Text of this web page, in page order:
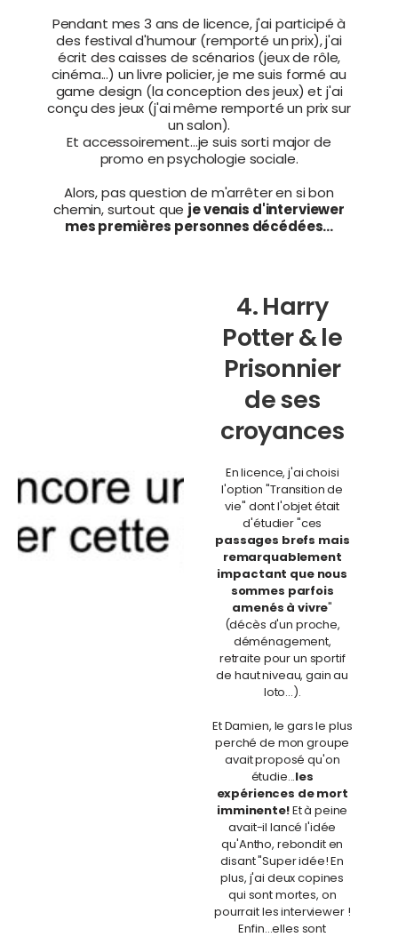
Pendant mes 3 ans de licence, j'ai participé à
des festival d'humour (remporté un prix), j'ai
écrit des caisses de scénarios (jeux de rôle,
cinéma...) un livre policier, je me suis formé au
game design (la conception des jeux) et j'ai
conçu des jeux (j'ai même remporté un prix sur
un salon).
Et accessoirement...je suis sorti major de
promo en psychologie sociale.
Alors, pas question de m'arrêter en si bon
chemin, surtout que je venais d'interviewer
mes premières personnes décédées...
4. Harry
Potter & le
Prisonnier
de ses
croyances
En licence, j'ai choisi
l'option "Transition de
vie" dont l'objet était
d'étudier "ces
passages brefs mais
remarquablement
impactant que nous
sommes parfois
amenés à vivre"
(décès d'un proche,
déménagement,
retraite pour un sportif
de haut niveau, gain au
loto...).
Et Damien, le gars le plus
perché de mon groupe
avait proposé qu'on
étudie...les
expériences de mort
imminente!Et à peine
avait-il lancé l'idée
qu'Antho, rebondit en
disant "Super idée! En
plus, j'ai deux copines
qui sont mortes, on
pourrait les interviewer !
Enfin...elles sont